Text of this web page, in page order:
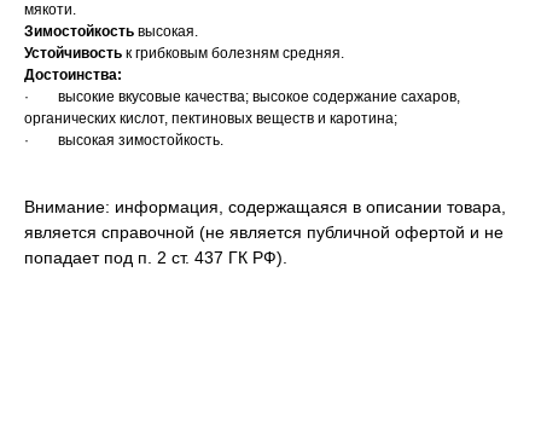
мякоти.
Зимостойкость высокая.
Устойчивость к грибковым болезням средняя.
Достоинства:
· высокие вкусовые качества; высокое содержание сахаров,
органических кислот, пектиновых веществ и каротина;
· высокая зимостойкость.
Внимание: информация, содержащаяся в описании товара,
является справочной (не является публичной офертой и не
попадает под п. 2 ст. 437 ГК РФ).